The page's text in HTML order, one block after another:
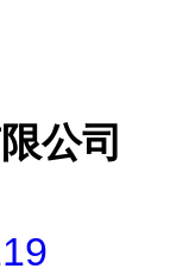
公司